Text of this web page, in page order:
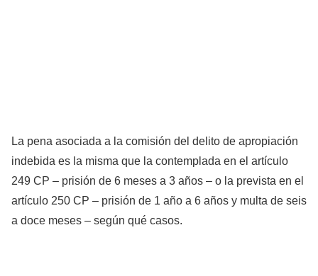
La pena asociada a la comisión del delito de apropiación
indebida es la misma que la contemplada en el artículo
249 CP – prisión de 6 meses a 3 años – o la prevista en el
artículo 250 CP – prisión de 1 año a 6 años y multa de seis
a doce meses – según qué casos.